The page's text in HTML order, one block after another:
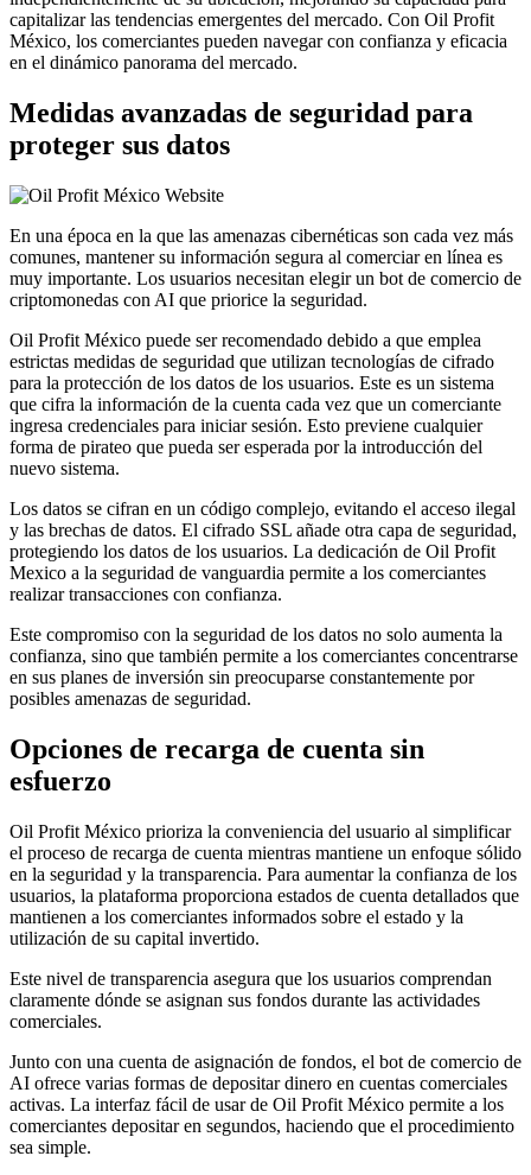
capitalizar las tendencias emergentes del mercado. Con Oil Profit
México, los comerciantes pueden navegar con confianza y eficacia
en el dinámico panorama del mercado.
Medidas avanzadas de seguridad para
proteger sus datos
En una época en la que las amenazas cibernéticas son cada vez más
comunes, mantener su información segura al comerciar en línea es
muy importante. Los usuarios necesitan elegir un bot de comercio de
criptomonedas con AI que priorice la seguridad.
Oil Profit México puede ser recomendado debido a que emplea
estrictas medidas de seguridad que utilizan tecnologías de cifrado
para la protección de los datos de los usuarios. Este es un sistema
que cifra la información de la cuenta cada vez que un comerciante
ingresa credenciales para iniciar sesión. Esto previene cualquier
forma de pirateo que pueda ser esperada por la introducción del
nuevo sistema.
Los datos se cifran en un código complejo, evitando el acceso ilegal
y las brechas de datos. El cifrado SSL añade otra capa de seguridad,
protegiendo los datos de los usuarios. La dedicación de Oil Profit
Mexico a la seguridad de vanguardia permite a los comerciantes
realizar transacciones con confianza.
Este compromiso con la seguridad de los datos no solo aumenta la
confianza, sino que también permite a los comerciantes concentrarse
en sus planes de inversión sin preocuparse constantemente por
posibles amenazas de seguridad.
Opciones de recarga de cuenta sin
esfuerzo
Oil Profit México prioriza la conveniencia del usuario al simplificar
el proceso de recarga de cuenta mientras mantiene un enfoque sólido
en la seguridad y la transparencia. Para aumentar la confianza de los
usuarios, la plataforma proporciona estados de cuenta detallados que
mantienen a los comerciantes informados sobre el estado y la
utilización de su capital invertido.
Este nivel de transparencia asegura que los usuarios comprendan
claramente dónde se asignan sus fondos durante las actividades
comerciales.
Junto con una cuenta de asignación de fondos, el bot de comercio de
AI ofrece varias formas de depositar dinero en cuentas comerciales
activas. La interfaz fácil de usar de Oil Profit México permite a los
comerciantes depositar en segundos, haciendo que el procedimiento
sea simple.